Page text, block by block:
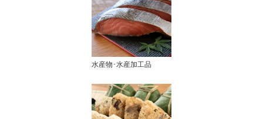
水産物･水産加工品